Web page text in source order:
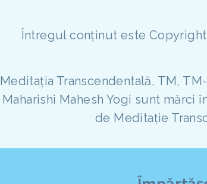
Întregul conținut este Copyright
Meditația Transcendentală, TM,
Maharishi Mahesh Yogi sunt
de Meditație